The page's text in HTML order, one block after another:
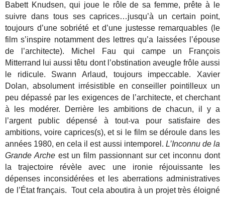
Babett Knudsen, qui joue le rôle de sa femme, prête à le
suivre dans tous ses caprices…jusqu’à un certain point,
toujours d’une sobriété et d’une justesse remarquables (le
film s’inspire notamment des lettres qu’a laissées l’épouse
de l’architecte). Michel Fau qui campe un François
Mitterrand lui aussi têtu dont l’obstination aveugle frôle aussi
le ridicule. Swann Arlaud, toujours impeccable. Xavier
Dolan, absolument irrésistible en conseiller pointilleux un
peu dépassé par les exigences de l’architecte, et cherchant
à les modérer. Derrière les ambitions de chacun, il y a
l’argent public dépensé à tout-va pour satisfaire des
ambitions, voire caprices(s), et si le film se déroule dans les
années 1980, en cela il est aussi intemporel. L’Inconnu de la
Grande Archeest un film passionnant sur cet inconnu dont
la trajectoire révèle avec une ironie réjouissante les
dépenses inconsidérées et les aberrations administratives
de l’État français. Tout cela aboutira à un projet très éloigné